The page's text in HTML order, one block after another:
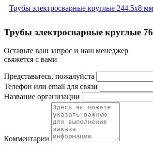
Трубы электросварные круглые 244.5x8
Трубы электросварные круглые
Оставьте ваш запрос и наш менеджер
свяжется с вами
Представьтесь, пожалуйста
Телефон или email для связи
Название организации
Комментарии